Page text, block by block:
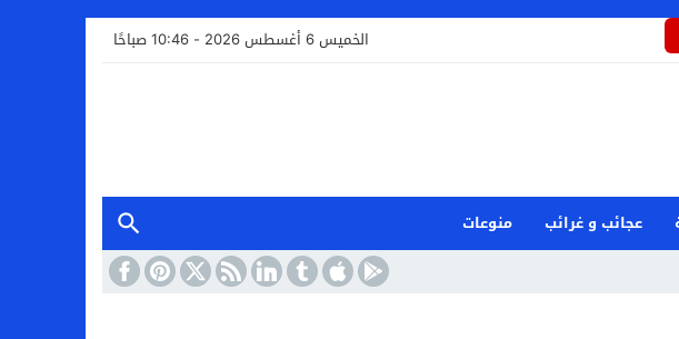
الخميس 6 أغسطس 2026 - 10:46 صباحًا
عجائب و غرائب
منوعات